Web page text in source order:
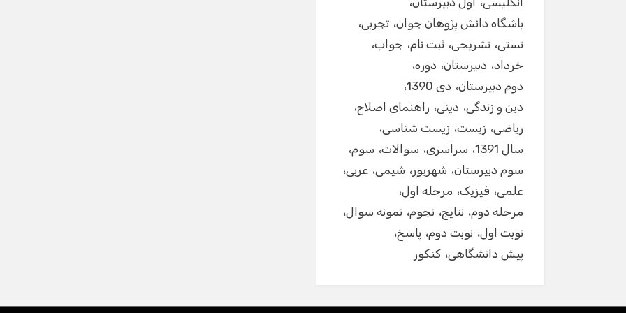
باشگاه دانش پژوهان جوان تجربی
تستی تشریحی ثبت نام جواب
خرداد دبیرستان دوره
دوم دبیرستان دی 1390
دین و زندگی دینی راهنمای اصلاح
ریاضی زیست زیست شناسی
سال 1391
سراسری سوالات سوم
سوم دبیرستان شهریور شیمی عربی
علمی فیزیک مرحله اول
مرحله دوم نتایج نجوم نمونه سوال
نوبت اول نوبت دوم پاسخ
پیش دانشگاهی کنکور